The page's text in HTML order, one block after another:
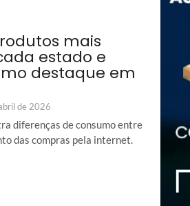
mais
estado e
destaque em
de 2026
diferenças de consumo entre
das compras pela internet.